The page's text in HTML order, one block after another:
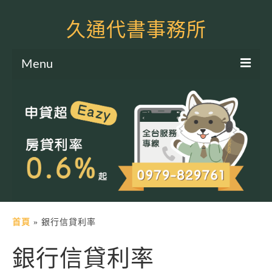
久通代書事務所
Menu
土地二胎申貸
房屋二胎申貸
軍公教貸款
土地貸款
房屋貸款
信用貸款
首頁 » 銀行信貸利率
銀行信貸利率